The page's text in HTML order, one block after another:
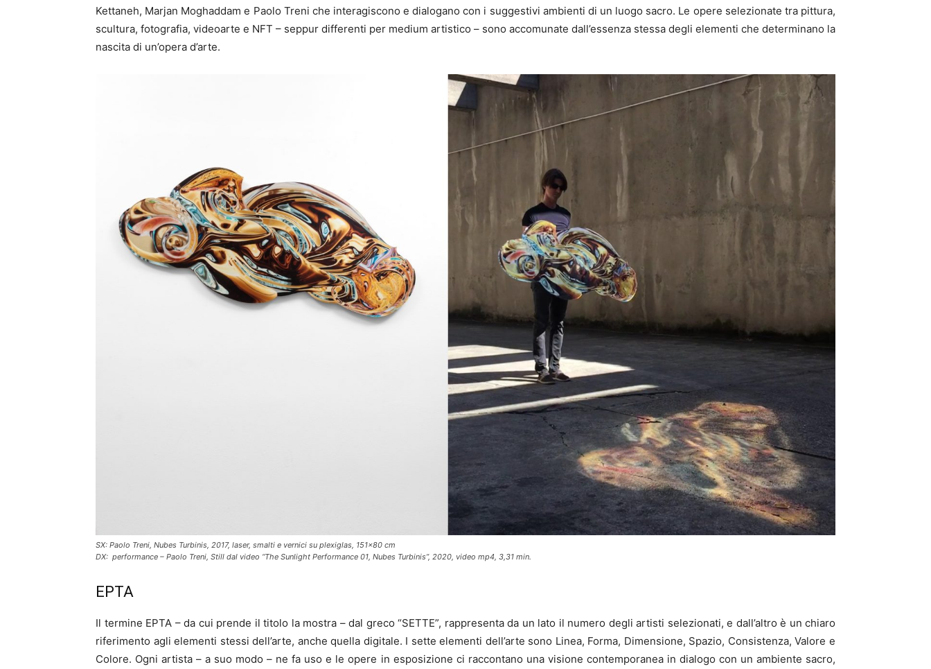
Kettaneh, Marjan Moghaddam e Paolo Treni che interagiscono e dialogano con i suggestivi ambienti di un luogo sacro. Le opere selezionate tra pittura,
scultura, fotografia, videoarte e NFT – seppur differenti per medium artistico – sono accomunate dall’essenza stessa degli elementi che determinano la
nascita di un’opera d’arte.
SX: Paolo Treni, Nubes Turbinis, 2017, laser, smalti e vernici su plexiglas, 151×80 cm
DX: performance – Paolo Treni, Still dal video “The Sunlight Performance 01, Nubes Turbinis”, 2020, video mp4, 3,31 min.
EPTA
Il termine EPTA – da cui prende il titolo la mostra – dal greco “SETTE”, rappresenta da un lato il numero degli artisti selezionati, e dall’altro è un chiaro
riferimento agli elementi stessi dell’arte, anche quella digitale. I sette elementi dell’arte sono Linea, Forma, Dimensione, Spazio, Consistenza, Valore e
Colore. Ogni artista – a suo modo – ne fa uso e le opere in esposizione ci raccontano una visione contemporanea in dialogo con un ambiente sacro,